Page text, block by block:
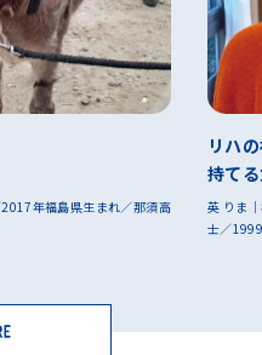
英 りま｜杜の家やしお 生活支援課 課長
士／1999年北海道生まれ／リハビリテー